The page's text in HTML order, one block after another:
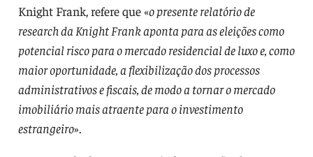
Knight Frank, refere que «o presente relatório de
research da Knight Frank aponta para as eleições como
potencial risco para o mercado residencial de luxo e, como
maior oportunidade, a flexibilização dos processos
administrativos e fiscais, de modo a tornar o mercado
imobiliário mais atraente para o investimento
estrangeiro».